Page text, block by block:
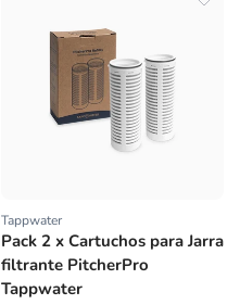
Proveedor:
Tappwater
Pack 2 x Cartuchos para Jarra
filtrante PitcherPro
Tappwater